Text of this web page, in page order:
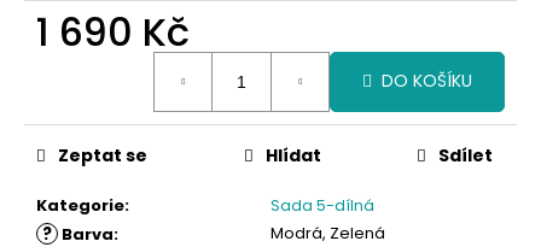
1 690 Kč
DO KOŠÍKU
Kategorie: Sada 5-dílná
? Barva: Modrá, Zelená
Zeptat se Hlídat Sdílet